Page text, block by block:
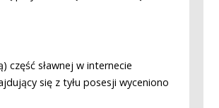
część sławnej w internecie
się z tyłu posesji wyceniono